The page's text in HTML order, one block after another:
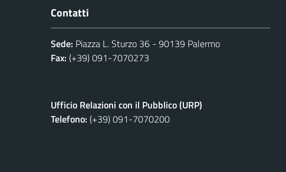
Contatti
Sede: Piazza L. Sturzo 36 - 90139 Palermo
Fax: (+39) 091-7070273
Ufficio Relazioni con il Pubblico (URP)
Telefono: (+39) 091-7070200